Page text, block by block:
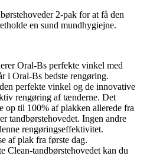
2-pak for at få den
en sund mundhygiejne.
Oral-Bs perfekte vinkel med
i Oral-Bs bedste rengøring.
perfekte vinkel og de innovative
rengøring af tænderne. Det
op til 100% af plakken allerede fra
tandbørstehovedet. Ingen andre
rengøringseffektivitet.
af plak fra første dag.
Clean-tandbørstehovedet kan du